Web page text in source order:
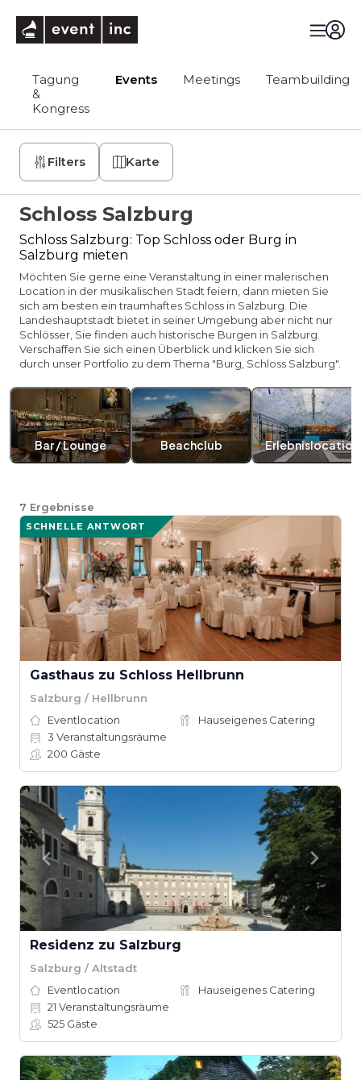
Tagung
&
Kongress
Events Meetings Teambuilding
Filters Karte
Schloss Salzburg
Schloss Salzburg: Top Schloss oder Burg in
Salzburg mieten
Möchten Sie gerne eine Veranstaltung in einer malerischen
Location in der musikalischen Stadt feiern, dann mieten Sie
sich am besten ein traumhaftes Schloss in Salzburg. Die
Landeshauptstadt bietet in seiner Umgebung aber nicht nur
Schlösser, Sie finden auch historische Burgen in Salzburg.
Verschaffen Sie sich einen Überblick und klicken Sie sich
durch unser Portfolio zu dem Thema "Burg, Schloss Salzburg".
Bar / Lounge Beachclub Erlebnislocation
7 Ergebnisse
SCHNELLE ANTWORT
Gasthaus zu Schloss Hellbrunn
Salzburg / Hellbrunn
Eventlocation
Hauseigenes Catering
3 Veranstaltungsräume
200 Gäste
Residenz zu Salzburg
Salzburg / Altstadt
Eventlocation
Hauseigenes Catering
21 Veranstaltungsräume
525 Gäste